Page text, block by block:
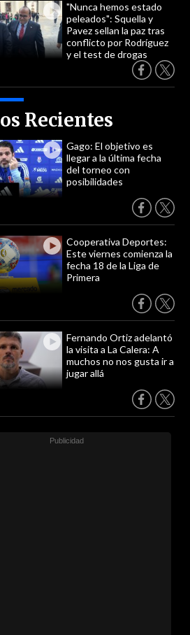
"Nunca hemos estado
peleados": Squella y
Pavez sellan la paz tras
conflicto por Rodríguez
y el test de drogas
Recientes
Gago: El objetivo es
llegar a la última fecha
del torneo con
posibilidades
Cooperativa Deportes:
Este viernes comienza la
fecha 18 de la Liga de
Primera
Fernando Ortiz adelantó
la visita a La Calera: A
muchos no nos gusta ir a
jugar allá